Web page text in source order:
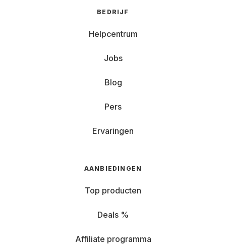
BEDRIJF
Helpcentrum
Jobs
Blog
Pers
Ervaringen
AANBIEDINGEN
Top producten
Deals %
Affiliate programma